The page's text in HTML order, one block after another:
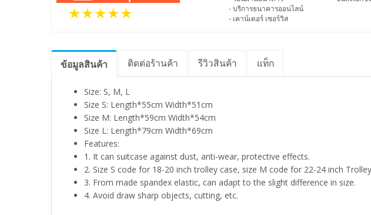
- บริการธนาคารออนไลน์
- เคาน์เตอร์ เซอร์วิส
ข้อมูลสินค้า ติดต่อร้านค้า รีวิวสินค้า แท็ก
Size: S, M, L
Size S: Length*55cm Width*51cm
Size M: Length*59cm Width*54cm
Size L: Length*79cm Width*69cm
Features:
1. It can suitcase against dust, anti-wear, protective effects.
2. Size S code for 18-20 inch trolley case, size M code for 22-24 inch
3. From made spandex elastic, can adapt to the slight difference in size.
4. Avoid draw